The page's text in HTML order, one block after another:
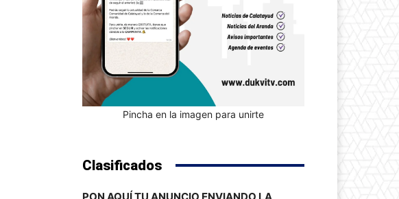
Pincha en la imagen para unirte
Clasificados
PON AQUÍ TU ANUNCIO ENVIANDO LA